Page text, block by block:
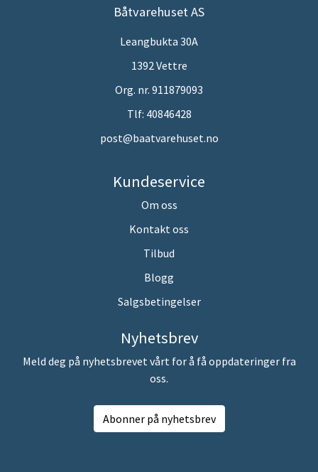
Båtvarehuset AS
Leangbukta 30A
1392 Vettre
Org. nr. 911879093
Tlf: 40846428
post@baatvarehuset.no
Kundeservice
Om oss
Kontakt oss
Tilbud
Blogg
Salgsbetingelser
Nyhetsbrev
Meld deg på nyhetsbrevet vårt for å få oppdateringer fra
oss.
Abonner på nyhetsbrev